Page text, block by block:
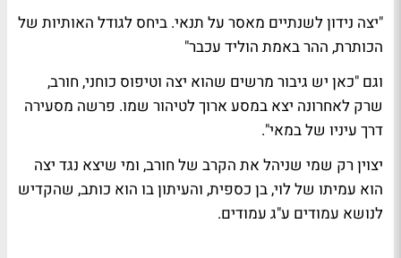
"יצה נידון לשנתיים מאסר על תנאי. ביחס לגודל האותיות של
הכותרת, ההר באמת הוליד עכבר"
וגם "כאן יש גיבור מרשים שהוא יצה וטיפוס כוחני, חורב,
שרק לאחרונה יצא במסע ארוך לטיהור שמו. פרשה מסעירה
דרך עיניו של במאי".
יצוין רק שמי שניהל את הקרב של חורב, ומי שיצא נגד יצה
הוא עמיתו של לוי,בן כספית, והעיתון בו הוא כותב, שהקדיש
לנושא עמודים ע"ג עמודים.